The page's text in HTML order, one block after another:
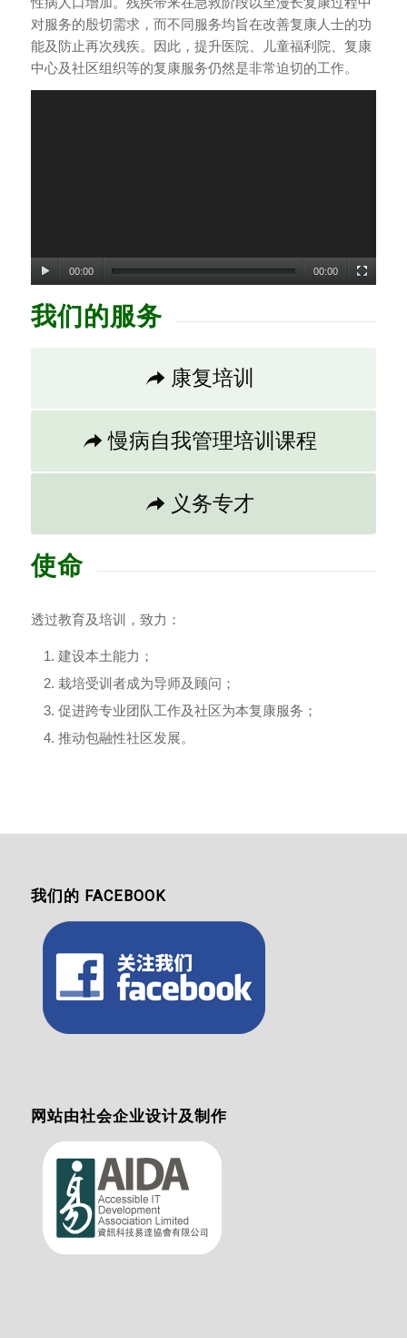
对服务的殷切需求，而不同服务均旨在改善复康人士的功
能及防止再次残疾。因此，提升医院、儿童福利院、复康
中心及社区组织等的复康服务仍然是非常迫切的工作。
00:00 00:00
我们的服务
康复培训
慢病自我管理培训课程
义务专才
使命
透过教育及培训，致力：
建设本土能力；
栽培受训者成为导师及顾问；
促进跨专业团队工作及社区为本复康服务；
推动包融性社区发展。
我们的 FACEBOOK
网站由社会企业设计及制作